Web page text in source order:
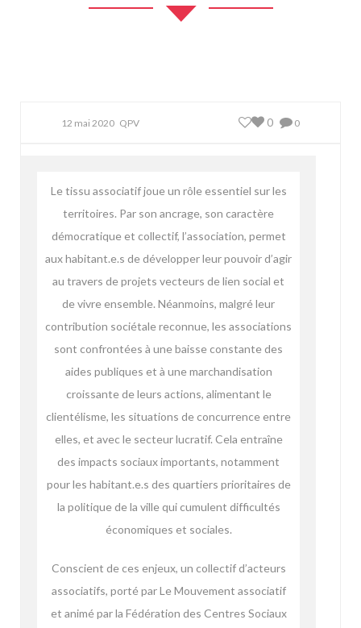
12 mai 2020 QPV 0
0
Le tissu associatif joue un rôle essentiel sur les
territoires. Par son ancrage, son caractère
démocratique et collectif, l’association, permet
aux habitant.e.s de développer leur pouvoir d’agir
au travers de projets vecteurs de lien social et
de vivre ensemble. Néanmoins, malgré leur
contribution sociétale reconnue, les associations
sont confrontées à une baisse constante des
aides publiques et à une marchandisation
croissante de leurs actions, alimentant le
clientélisme, les situations de concurrence entre
elles, et avec le secteur lucratif. Cela entraîne
des impacts sociaux importants, notamment
pour les habitant.e.s des quartiers prioritaires de
la politique de la ville qui cumulent difficultés
économiques et sociales.
Conscient de ces enjeux, un collectif d’acteurs
associatifs, porté par Le Mouvement associatif
et animé par la Fédération des Centres Sociaux